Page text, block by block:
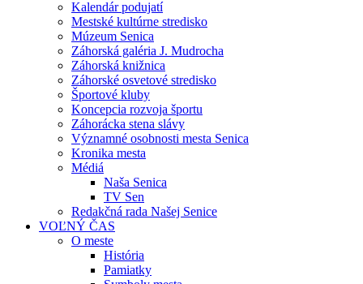
Kalendár podujatí
Mestské kultúrne stredisko
Múzeum Senica
Záhorská galéria J. Mudrocha
Záhorská knižnica
Záhorské osvetové stredisko
Športové kluby
Koncepcia rozvoja športu
Záhorácka stena slávy
Významné osobnosti mesta Senica
Kronika mesta
Médiá
Naša Senica
TV Sen
Redakčná rada Našej Senice
VOĽNÝ ČAS
O meste
História
Pamiatky